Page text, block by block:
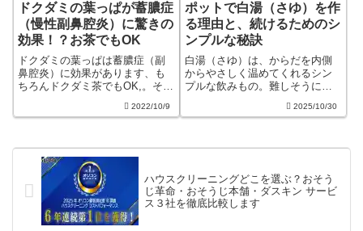
ドクダミの葉っぱが蓄膿症
（慢性副鼻腔炎）に驚きの
効果！？お茶でもOK
ドクダミの葉っぱは蓄膿症（副
鼻腔炎）に効果があります、も
ちろんドクダミ茶でもOK,。その
紹介します。蓄膿症以外でもド
んあるので、あわせてご紹介！
2022/10/9
ポットで白湯（さゆ）を作
る理由と、続けるためのシ
ンプルな秘訣
白湯（さゆ）は、からだを内側
からやさしく温めてくれるシン
プルな飲みもの。難しそうに感
ットでもOKです。この記事で
ツ」まで、初心者さんにもわか
2025/10/30
ハウスクリーニングどこを選ぶ？おそう
じ革命・おそうじ本舗・ダスキン サービ
ス３社を徹底比較します